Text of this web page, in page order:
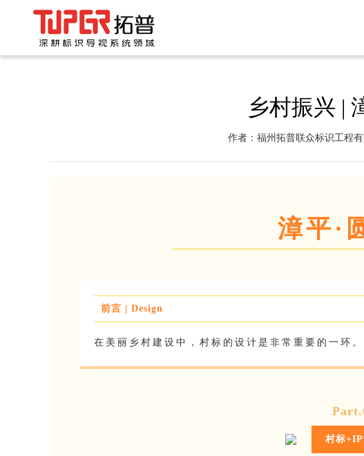
乡村振兴 |
作者：福州拓普联众标识工程有
漳平·
前言 | Design
在美丽乡村建设中，村标的设计是非常重要的一环。
村标